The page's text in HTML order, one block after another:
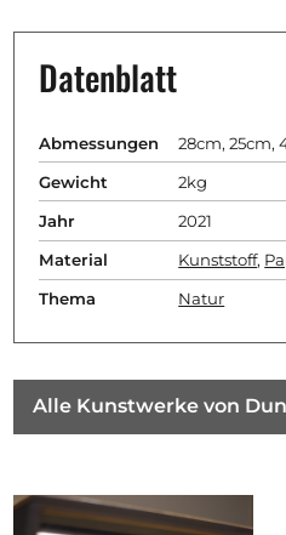
Datenblatt
Abmessungen 28cm, 25cm,
Gewicht 2kg
Jahr 2021
Material Kunststoff,
Thema Natur
Alle Kunstwerke von